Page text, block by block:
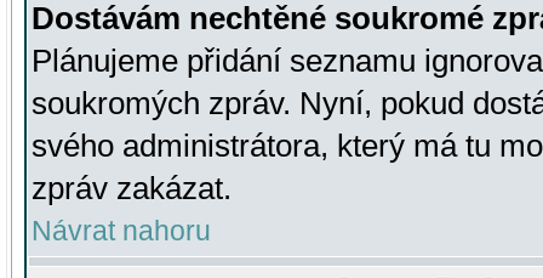
Dostávám nechtěné soukromé
Plánujeme přidání seznamu
soukromých zpráv. Nyní, pokud
svého administrátora, který má tu
zpráv zakázat.
Návrat nahoru